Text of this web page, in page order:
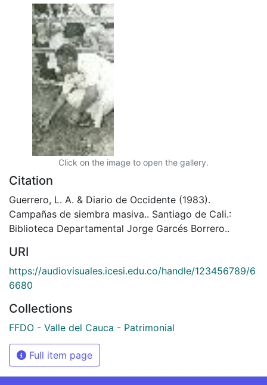
Click on the image to open the gallery.
Citation
Guerrero, L. A. & Diario de Occidente (1983).
Campañas de siembra masiva.. Santiago de Cali.:
Biblioteca Departamental Jorge Garcés Borrero..
URI
https://audiovisuales.icesi.edu.co/handle/123456789/6
6680
Collections
FFDO - Valle del Cauca - Patrimonial
Full item page